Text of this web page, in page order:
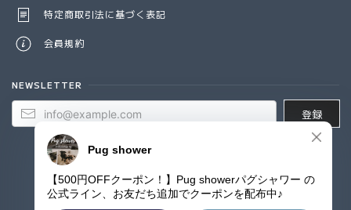
特定商取引法に基づく表記
会員規約
NEWSLETTER
登録
© Pug shower - パグシャワー パグ雑貨専門店